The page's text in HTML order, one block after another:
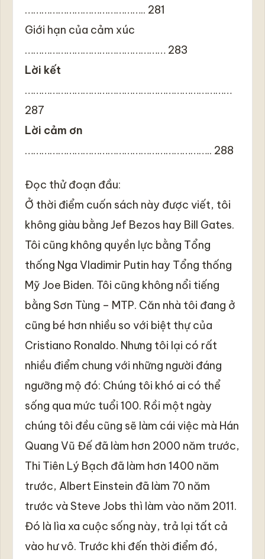
…………………………………….. 281
Giới hạn của cảm xúc
…………………………………………… 283
Lời kết
…………………………………………………………………
287
Lời cảm ơn
………………………………………………………….. 288
Đọc thử đoạn đầu:
Ở thời điểm cuốn sách này được viết, tôi
không giàu bằng Jef Bezos hay Bill Gates.
Tôi cũng không quyền lực bằng Tổng
thống Nga Vladimir Putin hay Tổng thống
Mỹ Joe Biden. Tôi cũng không nổi tiếng
bằng Sơn Tùng – MTP. Căn nhà tôi đang ở
cũng bé hơn nhiều so với biệt thự của
Cristiano Ronaldo. Nhưng tôi lại có rất
nhiều điểm chung với những người đáng
ngưỡng mộ đó: Chúng tôi khó ai có thể
sống qua mức tuổi 100. Rồi một ngày
chúng tôi đều cũng sẽ làm cái việc mà Hán
Quang Vũ Đế đã làm hơn 2000 năm trước,
Thi Tiên Lý Bạch đã làm hơn 1400 năm
trước, Albert Einstein đã làm 70 năm
trước và Steve Jobs thì làm vào năm 2011.
Đó là lìa xa cuộc sống này, trả lại tất cả
vào hư vô. Trước khi đến thời điểm đó,